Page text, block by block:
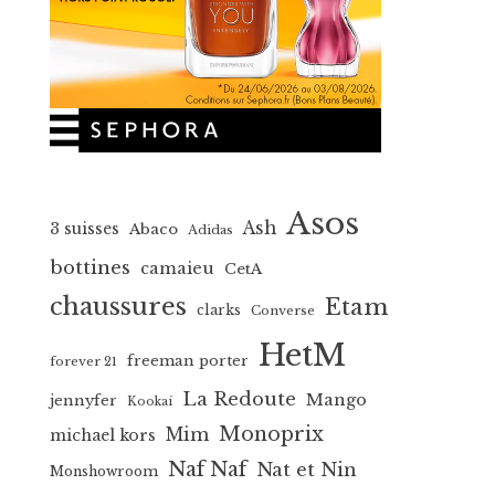
3 suisses Abaco Adidas Ash Asos
bottines camaieu CetA
chaussures clarks Converse Etam
forever 21 freeman porter HetM
jennyfer Kookai La Redoute Mango
michael kors Mim Monoprix
Monshowroom Naf Naf Nat et Nin